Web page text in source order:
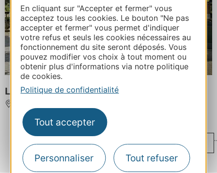
En cliquant sur "Accepter et fermer" vous
acceptez tous les cookies. Le bouton "Ne pas
accepter et fermer" vous permet d'indiquer
votre refus et seuls les cookies nécessaires au
fonctionnement du site seront déposés. Vous
pouvez modifier vos choix à tout moment ou
obtenir plus d'informations via notre politique
de cookies.
Politique de confidentialité
Tout accepter
Personnaliser Tout refuser
LA TABLE DU CURÉ
‹ 1 ... 33 35 36
112 ... 189 ... 266 ... 305 ›